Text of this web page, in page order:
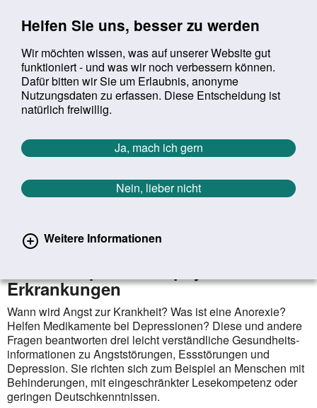
Helfen Sie uns, besser zu werden
Wir möchten wissen, was auf unserer Website gut
funktioniert - und was wir noch verbessern können.
Dafür bitten wir Sie um Erlaubnis, anonyme
Nutzungsdaten zu erfassen. Diese Entscheidung ist
natürlich freiwillig.
Ja, mach ich gern
Nein, lieber nicht
Weitere Informationen
Suchbegriff:
Sie befinden sich hier:
Startseite Aktuelles Aktuelle Meldungen
Aktuelle Meldungen
Zurück zur Übersicht erster
vorheriger
1543/1627
Neue Gesundheitsinformationen in
Erkrankungen
Wann wird Angst zur Krankheit? Was ist eine Anorexie?
Helfen Medikamente bei Depressionen? Diese und andere
Fragen beantworten drei leicht verständliche Gesund­heits­
infor­mationen zu Angst­störungen, Ess­stö­rungen und
Depression. Sie richten sich zum Beispiel an Menschen mit
Behin­derungen, mit einge­schränk­­ter Lese­kompetenz oder
geringen Deutsch­kenntnissen.